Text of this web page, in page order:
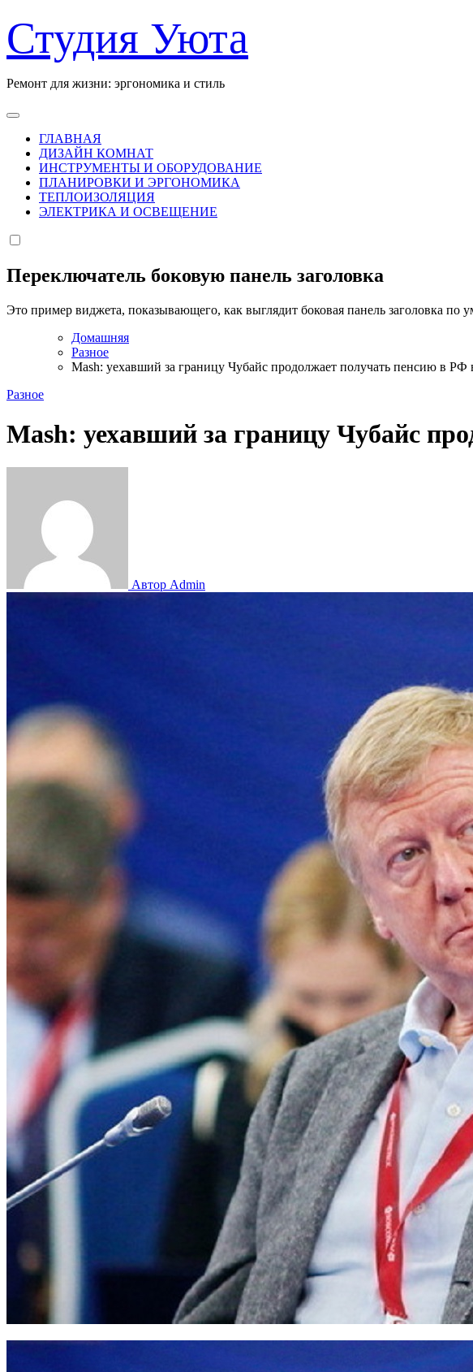
к
содержанию
Студия Уюта
Ремонт для жизни: эргономика и стиль
ГЛАВНАЯ
ДИЗАЙН КОМНАТ
ИНСТРУМЕНТЫ И ОБОРУДОВАНИЕ
ПЛАНИРОВКИ И ЭРГОНОМИКА
ТЕПЛОИЗОЛЯЦИЯ
ЭЛЕКТРИКА И ОСВЕЩЕНИЕ
Переключатель боковую панель заголовка
Это пример виджета, показывающего, как выглядит боковая панель заголовка по
Домашняя
Разное
Mash: уехавший за границу Чубайс продолжает получать пенсию в РФ
Разное
Mash: уехавший за границу Чубайс
Автор Admin